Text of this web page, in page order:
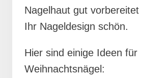
Nagelhaut gut
Ihr Nageldesign schön.
Hier sind einige Ideen für
Weihnachtsnägel: